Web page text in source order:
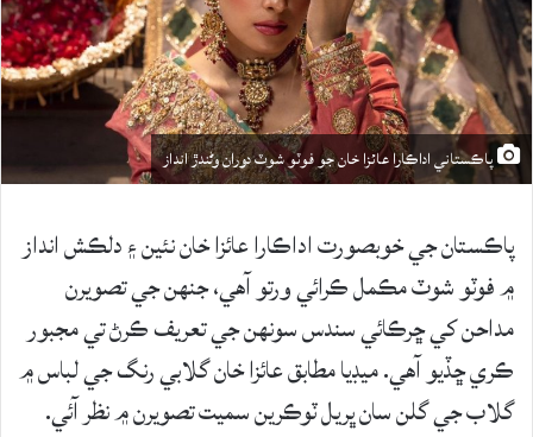
پاڪستاني اداڪارا عائزا خان جو فوٽو شوٽ دوران وڻندڙ انداز
پاڪستان جي خوبصورت اداڪارا عائزا خان نئين ۽ دلڪش انداز
۾ فوٽو شوٽ مڪمل ڪرائي ورتو آهي، جنهن جي تصويرن
مداحن کي ڇرڪائي سندس سونهن جي تعريف ڪرڻ تي مجبور
ڪري ڇڏيو آهي. ميڊيا مطابق عائزا خان گلابي رنگ جي لباس ۾
گلاب جي گلن سان ڀريل ٽوڪرين سميت تصويرن ۾ نظر آئي.